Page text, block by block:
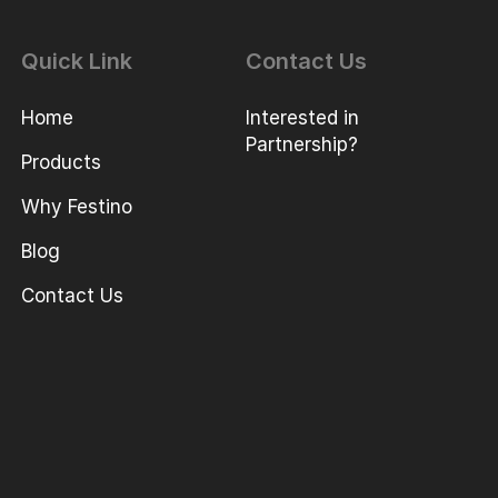
Quick Link
Home
Products
Why Festino
Blog
Contact Us
Contact Us
Interested in
Partnership?